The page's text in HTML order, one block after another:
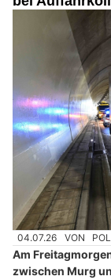
04.07.26 VON
Am
zwischen Murg